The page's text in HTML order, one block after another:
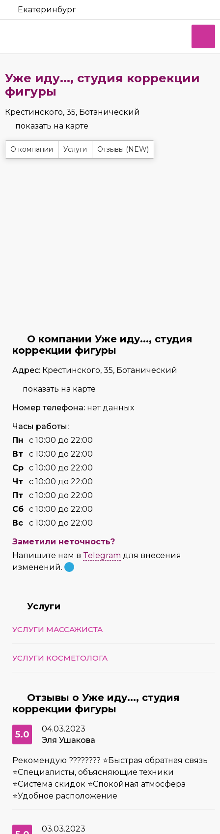
Екатеринбург
Уже иду..., студия коррекции
фигуры
Крестинского, 35, Ботанический
показать на карте
О компании Услуги Отзывы (NEW)
О компании Уже иду..., студия
коррекции фигуры
Адрес: Крестинского, 35, Ботанический
показать на карте
Номер телефона: нет данных
Часы работы:
Пн
с 10:00 до 22:00
Вт
с 10:00 до 22:00
Cр с 10:00 до 22:00
Чт
с 10:00 до 22:00
Пт
с 10:00 до 22:00
Сб с 10:00 до 22:00
Вс
с 10:00 до 22:00
Заметили неточность?
Напишите нам в Telegram для внесения
изменений.
Услуги
УСЛУГИ МАССАЖИСТА
УСЛУГИ КОСМЕТОЛОГА
Отзывы о Уже иду..., студия
коррекции фигуры
5.0
04.03.2023
Эля Ушакова
Рекомендую ???????? ⭐Быстрая обратная связь
⭐Специалисты, объясняющие техники
⭐Система скидок ⭐Спокойная атмосфера
⭐Удобное расположение
03.03.2023